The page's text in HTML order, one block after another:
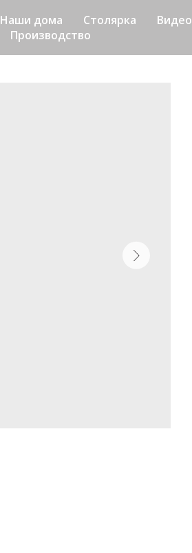
Наши дома Столярка
Видео
Производство